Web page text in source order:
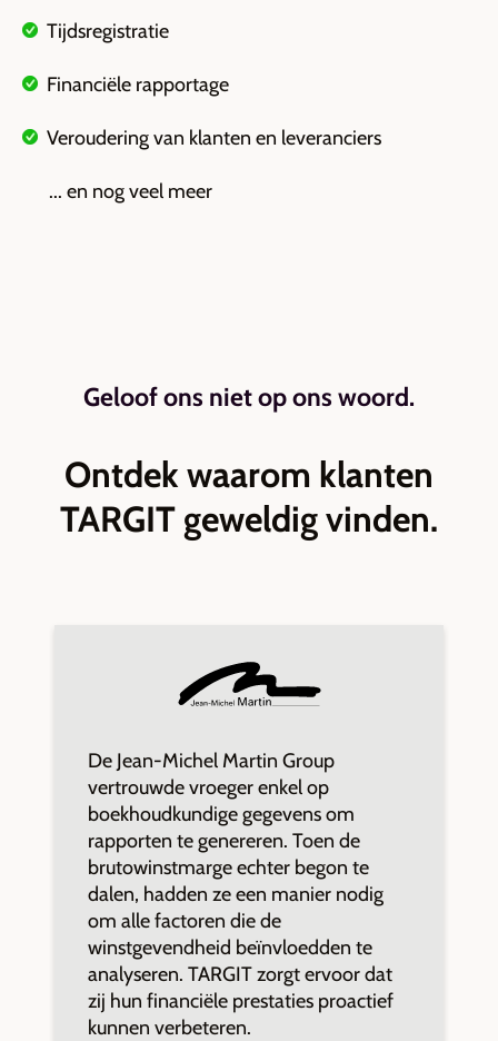
Tijdsregistratie
Financiële rapportage
Veroudering van klanten en leveranciers
... en nog veel meer
Geloof ons niet op ons woord.
Ontdek waarom klanten
TARGIT geweldig vinden.
De Jean-Michel Martin Group
vertrouwde vroeger enkel op
boekhoudkundige gegevens om
rapporten te genereren. Toen de
brutowinstmarge echter begon te
dalen, hadden ze een manier nodig
om alle factoren die de
winstgevendheid beïnvloedden te
analyseren. TARGIT zorgt ervoor dat
zij hun financiële prestaties proactief
kunnen verbeteren.